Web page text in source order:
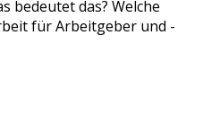
bedeutet das? Welche
für Arbeitgeber und -